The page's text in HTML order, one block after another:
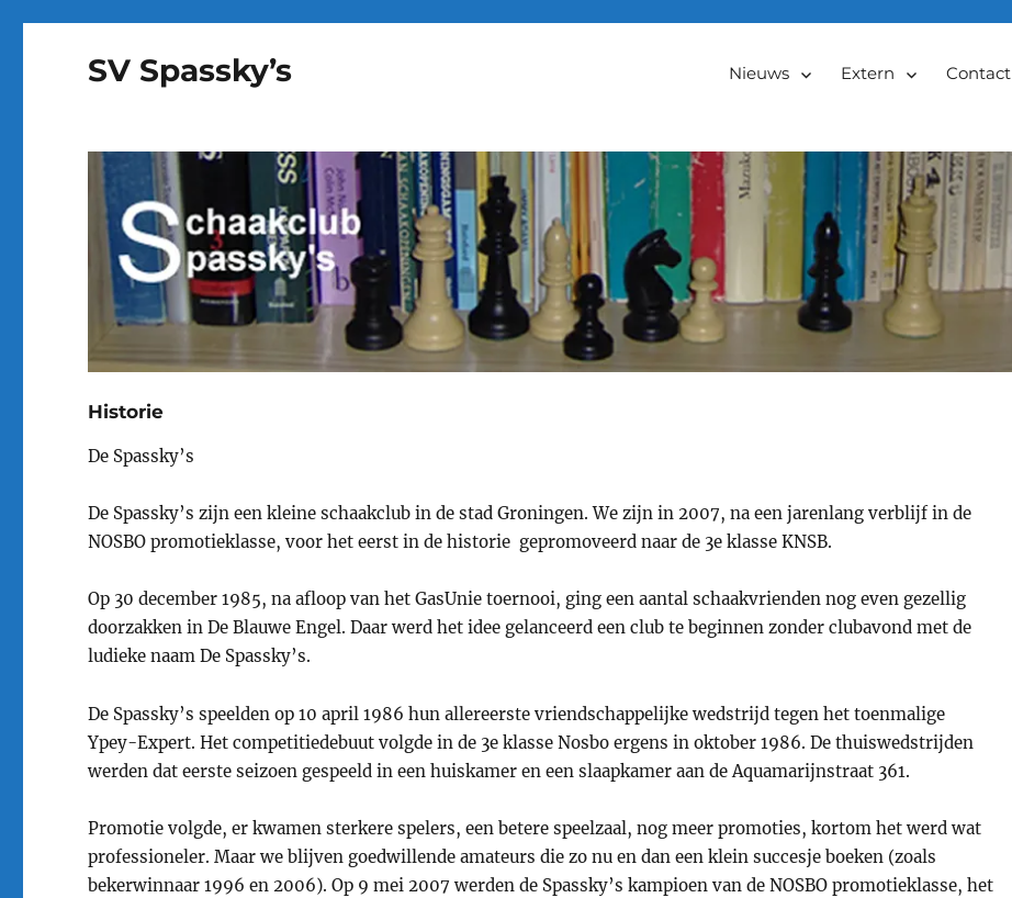
SV Spassky’s Nieuws Extern Contact
Historie
De Spassky’s
De Spassky’s zijn een kleine schaakclub in de stad Groningen. We zijn in 2007, na een jarenlang verblijf in de
NOSBO promotieklasse, voor het eerst in de historie gepromoveerd naar de 3e klasse KNSB.
Op 30 december 1985, na afloop van het GasUnie toernooi, ging een aantal schaakvrienden nog even gezellig
doorzakken in De Blauwe Engel. Daar werd het idee gelanceerd een club te beginnen zonder clubavond met de
ludieke naam De Spassky’s.
De Spassky’s speelden op 10 april 1986 hun allereerste vriendschappelijke wedstrijd tegen het toenmalige
Ypey-Expert. Het competitiedebuut volgde in de 3e klasse Nosbo ergens in oktober 1986. De thuiswedstrijden
werden dat eerste seizoen gespeeld in een huiskamer en een slaapkamer aan de Aquamarijnstraat 361.
Promotie volgde, er kwamen sterkere spelers, een betere speelzaal, nog meer promoties, kortom het werd wat
professioneler. Maar we blijven goedwillende amateurs die zo nu en dan een klein succesje boeken (zoals
bekerwinnaar 1996 en 2006). Op 9 mei 2007 werden de Spassky’s kampioen van de NOSBO promotieklasse, het